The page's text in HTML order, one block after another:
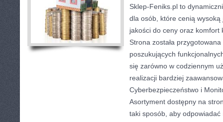
Sklep-Feniks.pl to
dla osób, które cenią
jakości do ceny oraz komfort
Strona została
poszukujących
się zarówno w codziennym
realizacji bardziej
Cyberbezpieczeństwo i
Asortyment dostępny na
taki sposób, aby